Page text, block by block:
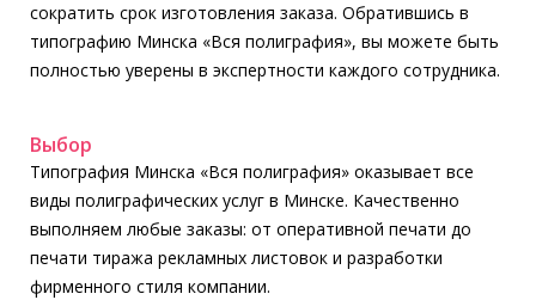
сократить срок изготовления заказа. Обратившись в
типографию Минска «Вся полиграфия», вы можете быть
полностью уверены в экспертности каждого сотрудника.
Выбор
Типография Минска «Вся полиграфия» оказывает все
виды полиграфических услуг в Минске. Качественно
выполняем любые заказы: от оперативной печати до
печати тиража рекламных листовок и разработки
фирменного стиля компании.